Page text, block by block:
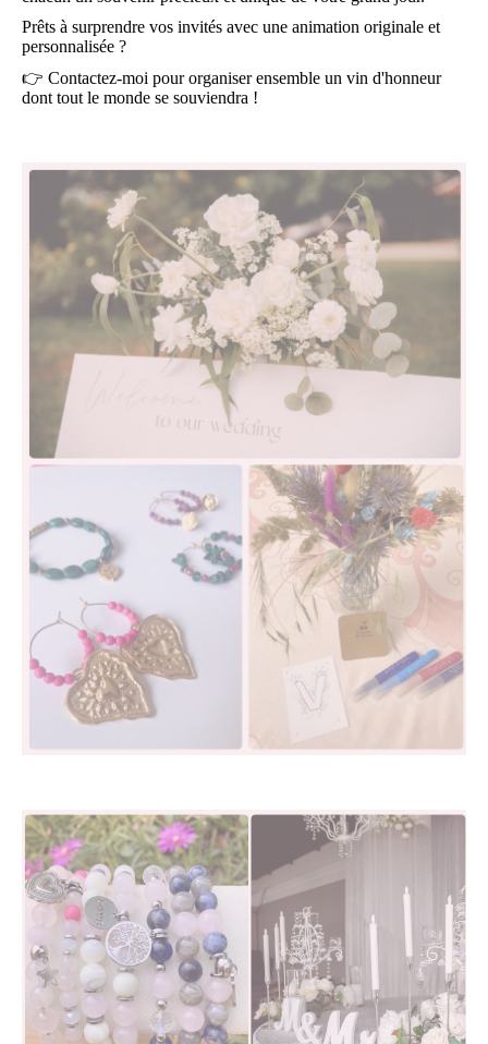
Prêts à surprendre vos invités avec une animation originale et
personnalisée ?
👉 Contactez-moi pour organiser ensemble un vin d'honneur
dont tout le monde se souviendra !